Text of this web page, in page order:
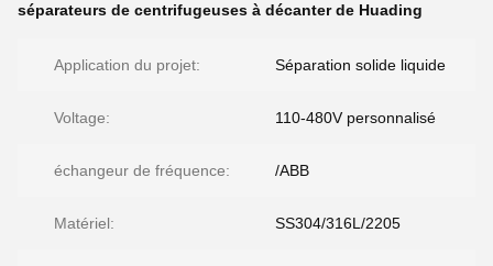
séparateurs de centrifugeuses à décanter de Huading
Application du projet: Séparation solide liquide
Voltage: 110-480V personnalisé
échangeur de fréquence: /ABB
Matériel: SS304/316L/2205